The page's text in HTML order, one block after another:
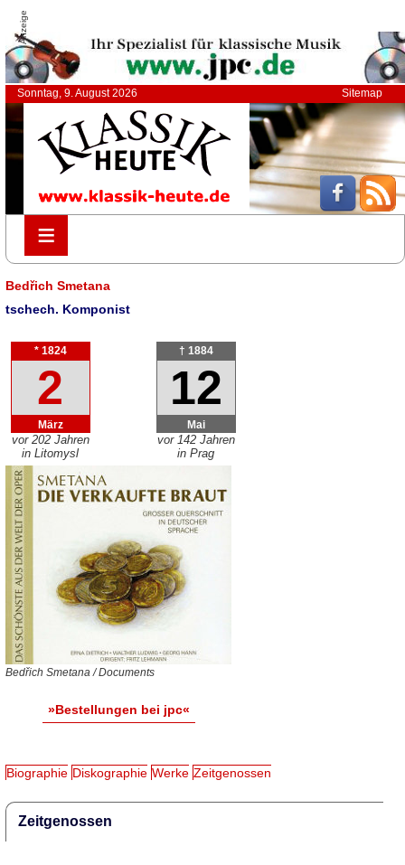
Anzeige
Sonntag, 9. August 2026 Sitemap
≡
≡
Bedřich Smetana
tschech. Komponist
* 1824
2
März
vor 202 Jahren
in Litomysl
† 1884
12
Mai
vor 142 Jahren
in Prag
Bedřich Smetana / Documents
»Bestellungen bei jpc«
Biographie Diskographie Werke Zeitgenossen
Zeitgenossen